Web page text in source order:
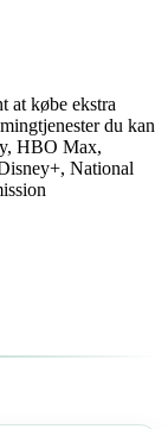
at købe ekstra
du kan
HBO Max,
National